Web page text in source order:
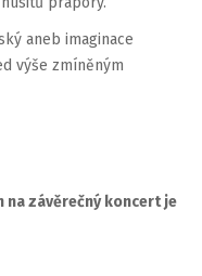
aneb imaginace
výše zmíněným
na závěrečný koncert je